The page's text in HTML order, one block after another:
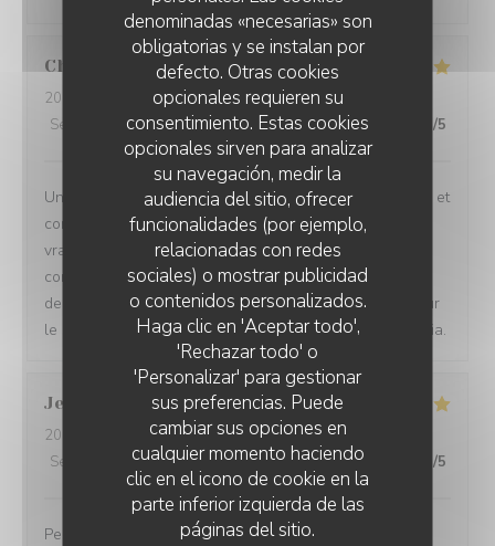
denominadas «necesarias» son
obligatorias y se instalan por
defecto. Otras cookies
opcionales requieren su
consentimiento. Estas cookies
opcionales sirven para analizar
su navegación, medir la
audiencia del sitio, ofrecer
funcionalidades (por ejemplo,
relacionadas con redes
sociales) o mostrar publicidad
o contenidos personalizados.
Haga clic en 'Aceptar todo',
'Rechazar todo' o
'Personalizar' para gestionar
sus preferencias. Puede
cambiar sus opciones en
cualquier momento haciendo
clic en el icono de cookie en la
parte inferior izquierda de las
páginas del sitio.
Christian
2026-08-05
- 19:45 - Invitados 5
Servicio
/5 Ambiente: 5/5 Menú: 5/5 Calidad / Precio /5
Un restaurant très agréable : le cadre très sympathique et
convivial. Les plats bien sûr, j'ai adoré la Carbonnade
vraiment délicieuse. Mes amis (des locaux qui ne
connaissaient pas le restaurant) ont fait une vraie
decouverte et ils reviendront. Une mention speciale pour
le service tres souriant (sincere) et serviable. Merci Sonia.
Jean Jacques B
2026-08-05
- 12:30 - Invitados 2
Servicio
/5 Ambiente 5 /5 Menú:5 /5 Calidad / Precio /5
Personnels très compétents service très à l’écoute des